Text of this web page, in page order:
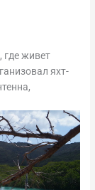
где живет
яхт-